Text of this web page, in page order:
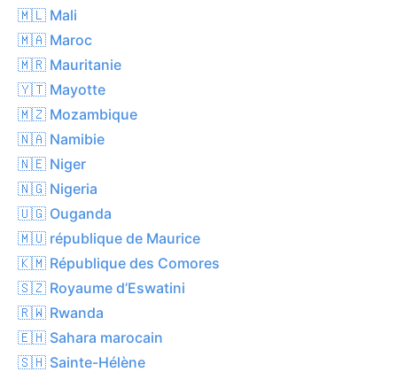
🇲🇱 Mali
🇲🇦 Maroc
🇲🇷 Mauritanie
🇾🇹 Mayotte
🇲🇿 Mozambique
🇳🇦 Namibie
🇳🇪 Niger
🇳🇬 Nigeria
🇺🇬 Ouganda
🇲🇺 république de Maurice
🇰🇲 République des Comores
🇸🇿 Royaume d’Eswatini
🇷🇼 Rwanda
🇪🇭 Sahara marocain
🇸🇭 Sainte-Hélène